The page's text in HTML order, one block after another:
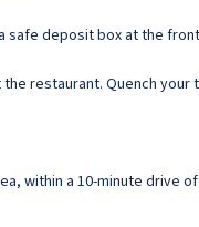
deposit box at the
restaurant. Quench
within a 10-minute drive